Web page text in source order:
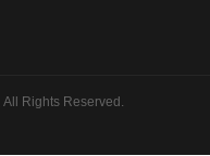
All Rights Reserved.